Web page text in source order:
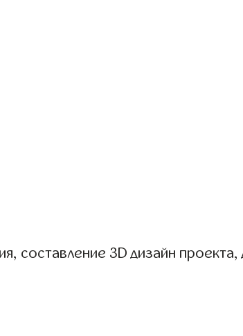
составление 3D дизайн проекта,